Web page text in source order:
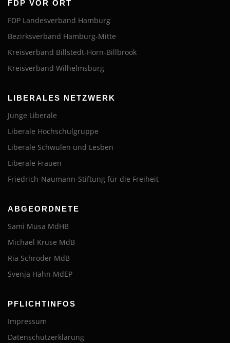
FDP VOR ORT
FDP Landesverband Hamburg
Bezirksverband Hamburg-Mitte
Kreisverband Billstedt-Horn-Billbrook
Kreisverband Wilhelmsburg
LIBERALES NETZWERK
Junge Liberale
Liberale Hochschulgruppe
Liberale Schwulen und Lesben
Liberale Frauen
Friedrich-Naumann-Stiftung für die Freiheit
ABGEORDNETE
Sami Musa MdHB
Michael Kruse MdB
Ria Schröder MdB
Svenja Hahn MdEP
PFLICHTINFOS
Impressum
Datenschutzerklärung